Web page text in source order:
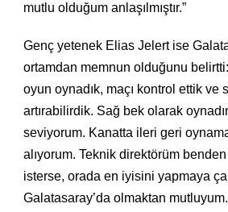
mutlu olduğum anlaşılmıştır.”
Genç yetenek Elias Jelert ise
ortamdan memnun olduğunu
oyun oynadık, maçı kontrol ettik ve
artırabilirdik. Sağ bek olarak
seviyorum. Kanatta ileri geri
alıyorum. Teknik direktörüm
isterse, orada en iyisini yapmaya
Galatasaray’da olmaktan